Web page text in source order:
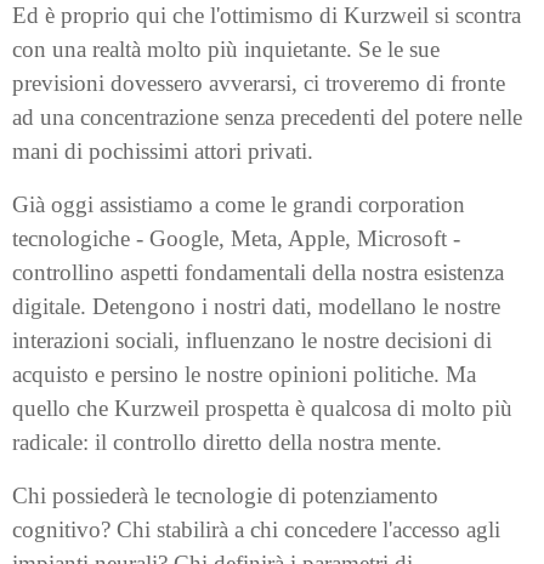
Ed è proprio qui che l'ottimismo di Kurzweil si scontra
con una realtà molto più inquietante. Se le sue
previsioni dovessero avverarsi, ci troveremo di fronte
ad una concentrazione senza precedenti del potere nelle
mani di pochissimi attori privati.
Già oggi assistiamo a come le grandi corporation
tecnologiche - Google, Meta, Apple, Microsoft -
controllino aspetti fondamentali della nostra esistenza
digitale. Detengono i nostri dati, modellano le nostre
interazioni sociali, influenzano le nostre decisioni di
acquisto e persino le nostre opinioni politiche. Ma
quello che Kurzweil prospetta è qualcosa di molto più
radicale: il controllo diretto della nostra mente.
Chi possiederà le tecnologie di potenziamento
cognitivo? Chi stabilirà a chi concedere l'accesso agli